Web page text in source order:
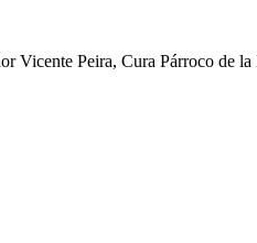
Peira, Cura Párroco de